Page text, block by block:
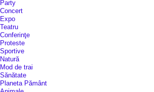
Party
Concert
Expo
Teatru
Conferinţe
Proteste
Sportive
Natură
Mod de trai
Sănătate
Planeta Pământ